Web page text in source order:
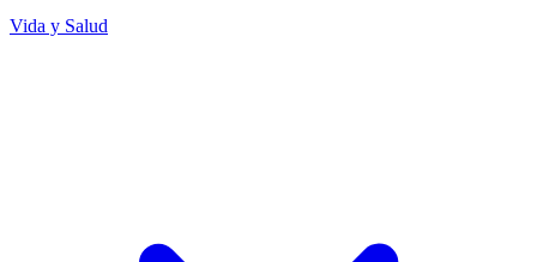
Vida y Salud